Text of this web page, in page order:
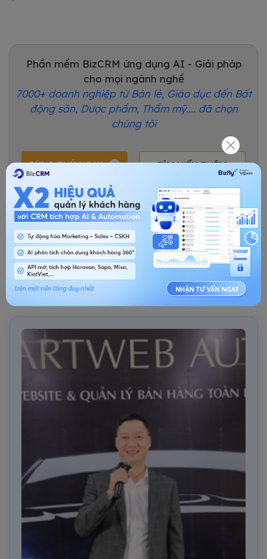
Phần mềm BizCRM ứng dụng AI - Giải pháp
cho mọi ngành nghề
7000+ doanh nghiệp từ Bán lẻ, Giáo dục đến Bất
động sản, Dược phẩm, Thẩm mỹ.... đã chọn
chúng tôi
DÙNG THỬ NGAY TÌM HIỂU THÊM
Kiến thức về CRM
Chia sẻ bài viết